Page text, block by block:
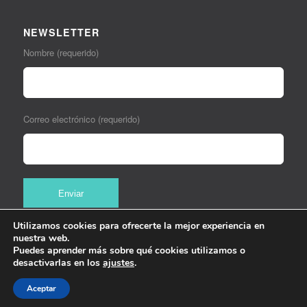
NEWSLETTER
Nombre (requerido)
Correo electrónico (requerido)
© Copyright Knowledge Works
Utilizamos cookies para ofrecerte la mejor experiencia en
nuestra web.
Puedes aprender más sobre qué cookies utilizamos o
desactivarlas en los ajustes.
Aceptar